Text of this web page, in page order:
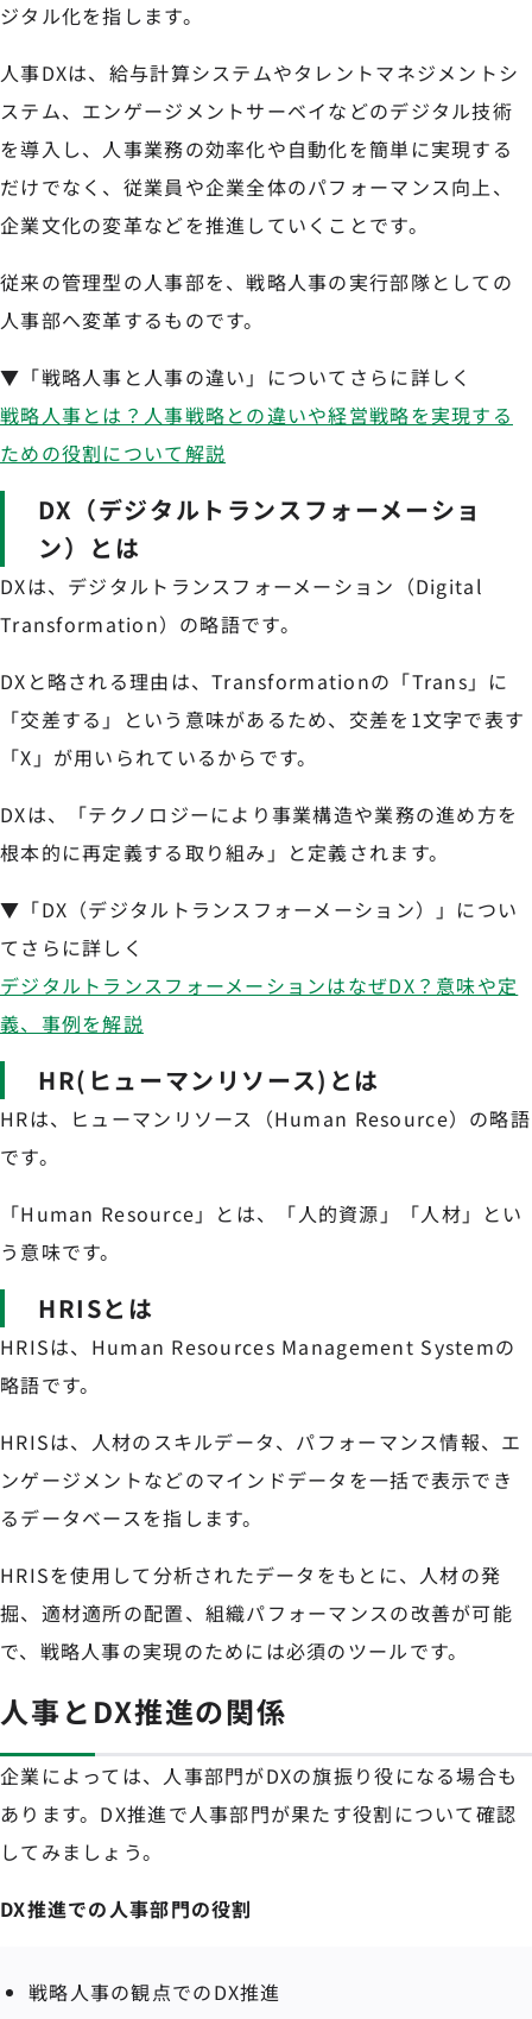
ジタル化を指します。
人事DXは、給与計算システムやタレントマネジメントシ
ステム、エンゲージメントサーベイなどのデジタル技術
を導入し、人事業務の効率化や自動化を簡単に実現する
だけでなく、従業員や企業全体のパフォーマンス向上、
企業文化の変革などを推進していくことです。
従来の管理型の人事部を、戦略人事の実行部隊としての
人事部へ変革するものです。
▼「戦略人事と人事の違い」についてさらに詳しく
戦略人事とは？人事戦略との違いや経営戦略を実現する
ための役割について解説
DX（デジタルトランスフォーメーショ
ン）とは
DXは、デジタルトランスフォーメーション（Digital
Transformation）の略語です。
DXと略される理由は、Transformationの「Trans」に
「交差する」という意味があるため、交差を1文字で表す
「X」が用いられているからです。
DXは、「テクノロジーにより事業構造や業務の進め方を
根本的に再定義する取り組み」と定義されます。
▼「DX（デジタルトランスフォーメーション）」につい
てさらに詳しく
デジタルトランスフォーメーションはなぜDX？意味や定
義、事例を解説
HR(ヒューマンリソース)とは
HRは、ヒューマンリソース（Human Resource）の略語
です。
「Human Resource」とは、「人的資源」「人材」とい
う意味です。
HRISとは
HRISは、Human Resources Management Systemの
略語です。
HRISは、人材のスキルデータ、パフォーマンス情報、エ
ンゲージメントなどのマインドデータを一括で表示でき
るデータベースを指します。
HRISを使用して分析されたデータをもとに、人材の発
掘、適材適所の配置、組織パフォーマンスの改善が可能
で、戦略人事の実現のためには必須のツールです。
人事とDX推進の関係
企業によっては、人事部門がDXの旗振り役になる場合も
あります。DX推進で人事部門が果たす役割について確認
してみましょう。
DX推進での人事部門の役割
戦略人事の観点でのDX推進